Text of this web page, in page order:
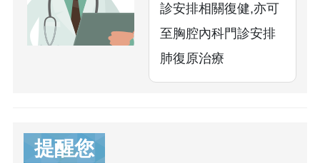
診安排相關復健,亦可
至胸腔內科門診安排
肺復原治療
提醒您